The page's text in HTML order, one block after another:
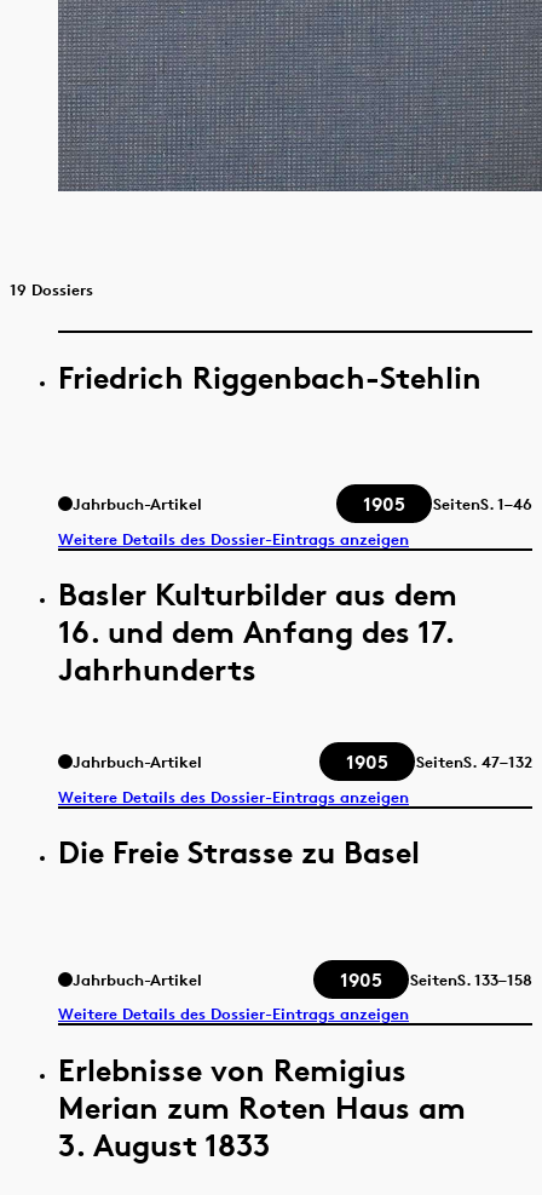
19 Dossiers
Friedrich Riggenbach-Stehlin
Jahrbuch-Artikel 1905 SeitenS.1–46
Weitere Details des Dossier-Eintrags anzeigen
Basler Kulturbilder aus dem
16. und dem Anfang des 17.
Jahrhunderts
Jahrbuch-Artikel 1905 SeitenS. 47–132
Weitere Details des Dossier-Eintrags anzeigen
Die Freie Strasse zu Basel
Jahrbuch-Artikel 1905 SeitenS.133–158
Weitere Details des Dossier-Eintrags anzeigen
Erlebnisse von Remigius
Merian zum Roten Haus am
3. August 1833